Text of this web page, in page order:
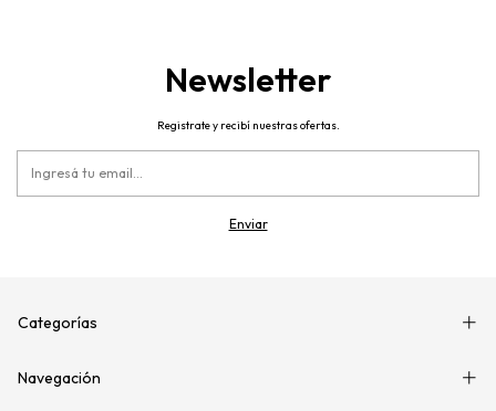
Newsletter
Registrate y recibí nuestras ofertas.
Categorías
Navegación